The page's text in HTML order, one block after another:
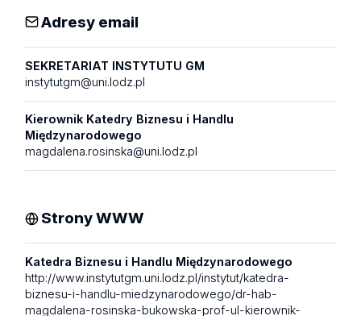
Adresy email
SEKRETARIAT INSTYTUTU GM
instytutgm@uni.lodz.pl
Kierownik Katedry Biznesu i Handlu
Międzynarodowego
magdalena.rosinska@uni.lodz.pl
Strony WWW
Katedra Biznesu i Handlu Międzynarodowego
http://www.instytutgm.uni.lodz.pl/instytut/katedra-
biznesu-i-handlu-miedzynarodowego/dr-hab-
magdalena-rosinska-bukowska-prof-ul-kierownik-